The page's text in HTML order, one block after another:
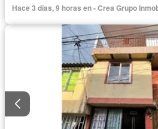
Hace 3 días, 9 horas en - Crea Grupo